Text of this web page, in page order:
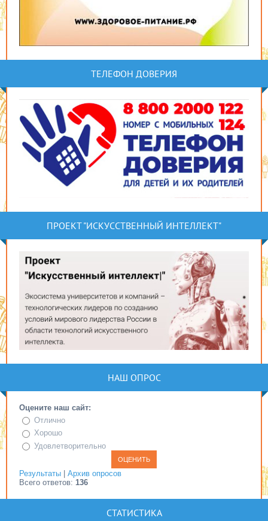
ТЕЛЕФОН ДОВЕРИЯ
ПРОЕКТ "ИСКУССТВЕННЫЙ ИНТЕЛЛЕКТ"
НАШ ОПРОС
Оцените наш сайт:
Отлично
Хорошо
Удовлетворительно
Результаты
Архив опросов
Всего ответов: 136
СТАТИСТИКА